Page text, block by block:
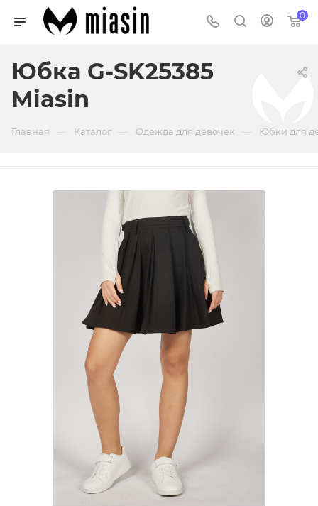
0
Юбка G-SK25385
Miasin
Главная Каталог Одежда для девочек Юбки для